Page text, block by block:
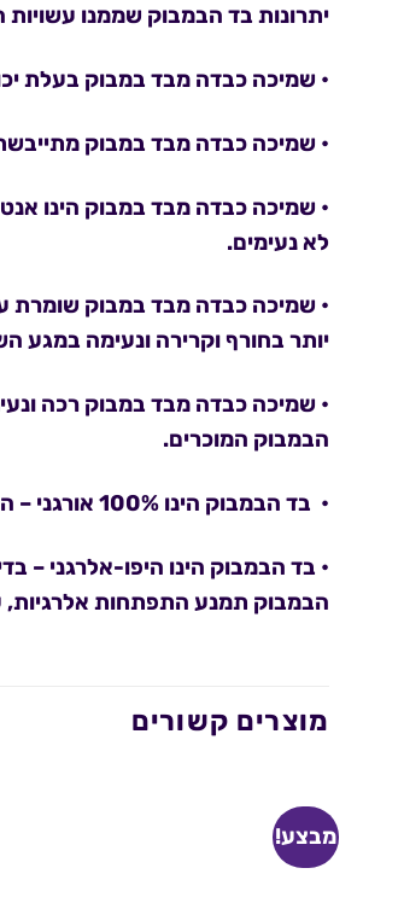
יתרונות בד הבמבוק שממנו עשויות
• שמיכה כבדה מבד במבוק בעלת
• שמיכה כבדה מבד במבוק
• שמיכה כבדה מבד במבוק הינו
לא נעימים.
• שמיכה כבדה מבד במבוק שומרת
יותר בחורף וקרירה ונעימה במגע
• שמיכה כבדה מבד במבוק רכה
הבמבוק המוכרים.
• בד הבמבוק הינו 100% אורגני –
• בד הבמבוק הינו היפו-אלרגני –
הבמבוק תמנע התפתחות אלרגיות,
מוצרים קשורים
מבצע!